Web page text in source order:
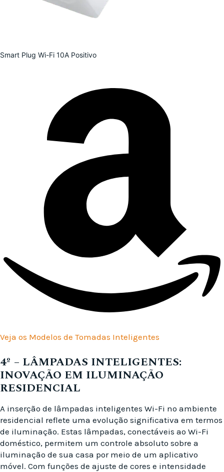
Smart Plug Wi-Fi 10A Positivo
Veja os Modelos de Tomadas Inteligentes
4º – LÂMPADAS INTELIGENTES:
INOVAÇÃO EM ILUMINAÇÃO
RESIDENCIAL
A inserção de lâmpadas inteligentes Wi-Fi no ambiente
residencial reflete uma evolução significativa em termos
de iluminação. Estas lâmpadas, conectáveis ao Wi-Fi
doméstico, permitem um controle absoluto sobre a
iluminação de sua casa por meio de um aplicativo
móvel. Com funções de ajuste de cores e intensidade